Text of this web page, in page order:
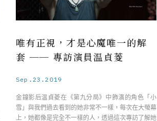
唯有正視，才是心魔唯一的解
套 ── 專訪演員温貞菱
Sep.23.2019
金鐘影后温貞菱在《第九分局》中飾演的角色「小
雪」與我們過去看到的她非常不一樣，每次在大螢幕
上，她都像是完全不一樣的人，透過這次專訪了解她